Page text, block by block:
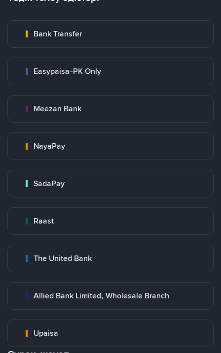
Bank Transfer
Easypaisa-PK Only
Meezan Bank
NayaPay
SadaPay
Raast
The United Bank
Allied Bank Limited, Wholesale Branch
Upaisa